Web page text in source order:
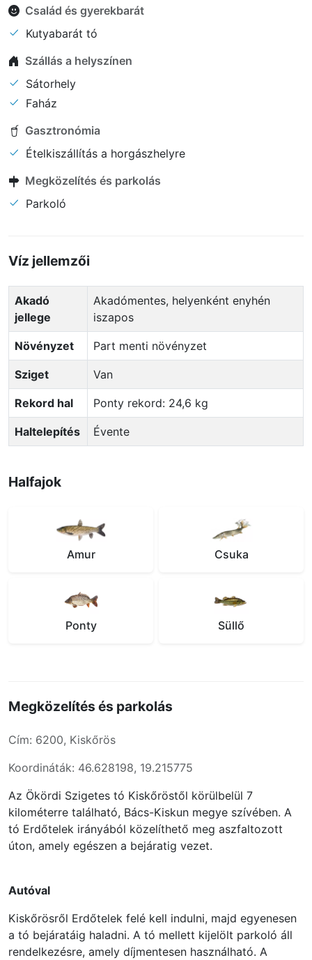
Család és gyerekbarát
Kutyabarát tó
Szállás a helyszínen
Sátorhely
Faház
Gasztronómia
Ételkiszállítás a horgászhelyre
Megközelítés és parkolás
Parkoló
Víz jellemzői
Akadó
jellege
Akadómentes, helyenként enyhén
iszapos
Növényzet Part menti növényzet
Sziget Van
Rekord hal Ponty rekord: 24,6 kg
Haltelepítés Évente
Halfajok
Amur Csuka
Ponty Süllő
Megközelítés és parkolás
Cím: 6200, Kiskőrös
Koordináták: 46.628198, 19.215775
Az Ökördi Szigetes tó Kiskőröstől körülbelül 7
kilométerre található, Bács-Kiskun megye szívében. A
tó Erdőtelek irányából közelíthető meg aszfaltozott
úton, amely egészen a bejáratig vezet.
Autóval
Kiskőrösről Erdőtelek felé kell indulni, majd egyenesen
a tó bejáratáig haladni. A tó mellett kijelölt parkoló áll
rendelkezésre, amely díjmentesen használható. A